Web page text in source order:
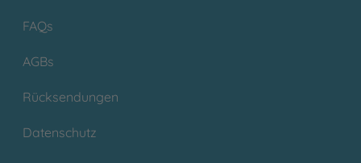
FAQs
AGBs
Rücksendungen
Datenschutz